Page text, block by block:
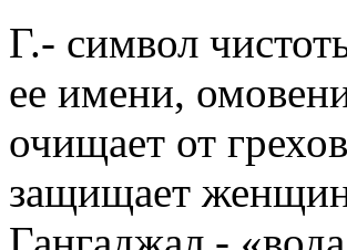
Г.- символ
ее имени,
очищает от
защищает